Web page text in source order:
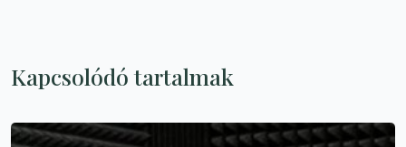
Kapcsolódó tartalmak